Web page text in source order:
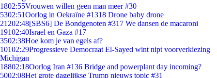
1802:55Vrouwen willen geen man meer #30
5302:51Oorlog in Oekraïne #1318 Drone baby drone
21202:48[SBS6] De Bondgenoten #317 We dansen de macaroni
19102:40Israel en Gaza #17
3502:38Hoe kom je van egels af?
10102:29Progressieve Democraat El-Sayed wint nipt voorverkiezing
Michigan
18802:18Oorlog Iran #136 Bridge and powerplant day incoming?
5002:08Het grote dagelijkse Trump nieuws topic #31